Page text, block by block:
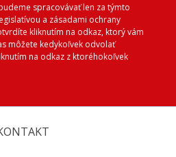
spracovávať len za týmto
a zásadami ochrany
kliknutím na odkaz, ktorý vám
môžete kedykoľvek odvolať
na odkaz z ktoréhokoľvek